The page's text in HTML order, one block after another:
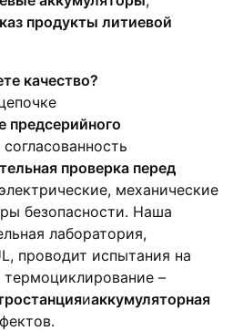
продукты литиевой
качество?
предсерийного
проверка перед
механические
безопасности. Наша
лаборатория,
проводит испытания на
–
иаккумуляторная